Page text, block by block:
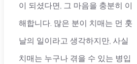
이 되셨다면, 그 마음을 충분히 이
해합니다. 많은 분이 치매는 먼 훗
날의 일이라고 생각하지만, 사실
치매는 누구나 겪을 수 있는 병입